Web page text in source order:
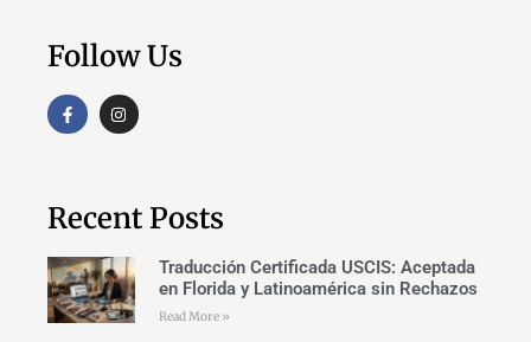
Follow Us
Recent Posts
Traducción Certificada USCIS: Aceptada
en Florida y Latinoamérica sin Rechazos
Read More »